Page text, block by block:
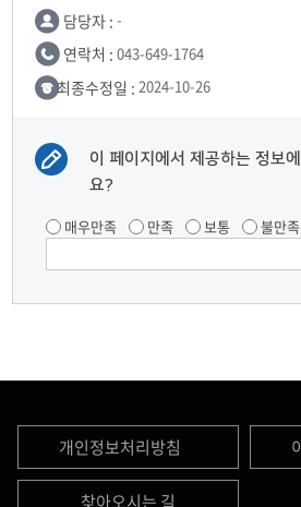
담당자 : -
연락처 : 043-649-1764
최종수정일 : 2024-10-26
이 페이지에서 제공하는 정보
요?
매우만족 만족 보통 불만족
개인정보처리방침
찾아오시는 길